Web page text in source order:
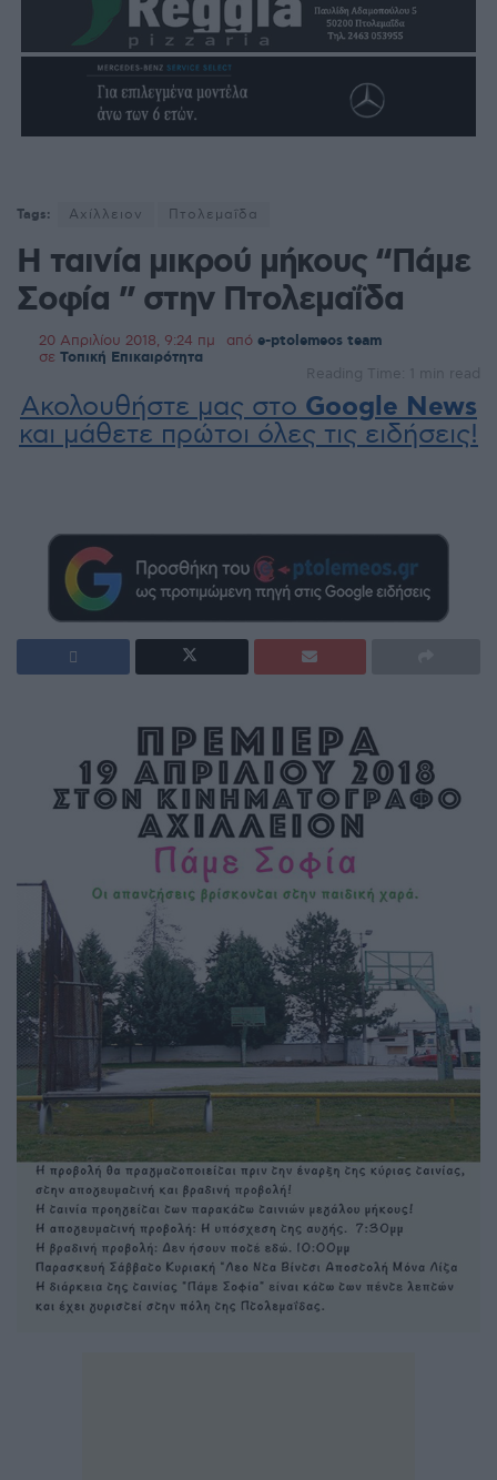
Tags: Αχίλλειον Πτολεμαΐδα
Η ταινία μικρού μήκους “Πάμε
Σοφία ” στην Πτολεμαΐδα
20 Απριλίου 2018, 9:24 πμ από e-ptolemeos team
σε Τοπική Επικαιρότητα
Reading Time: 1 min read
Ακολουθήστε μας στο Google News
και μάθετε πρώτοι όλες τις ειδήσεις!